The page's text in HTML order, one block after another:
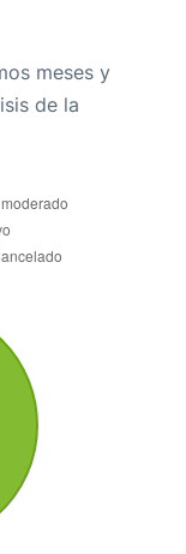
meses y
de la